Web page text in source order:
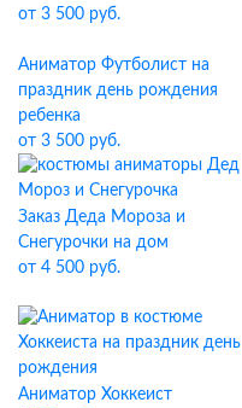
от 3 500 руб.
Аниматор Футболист на
праздник день рождения
ребенка
от 3 500 руб.
Заказ Деда Мороза и
Снегурочки на дом
от 4 500 руб.
Аниматор Хоккеист